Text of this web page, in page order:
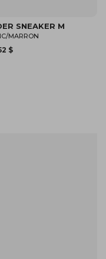
MARINO SNEAKER M
CAMEL
$